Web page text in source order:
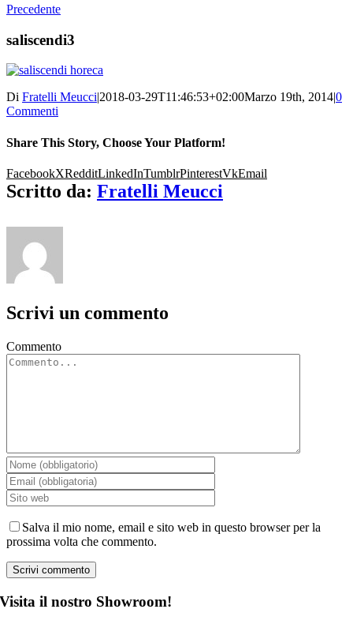
Precedente
saliscendi3
Di Fratelli Meucci|2018-03-29T11:46:53+02:00Marzo 19th, 2014|0
Commenti
Share This Story, Choose Your Platform!
FacebookXRedditLinkedInTumblrPinterestVkEmail
Scritto da: Fratelli Meucci
Scrivi un commento
Commento
Salva il mio nome, email e sito web in questo browser per la
prossima volta che commento.
Visita il nostro Showroom!